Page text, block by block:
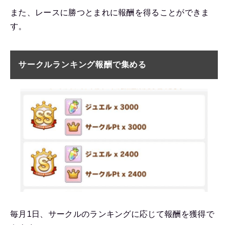
また、レースに勝つとまれに報酬を得ることができま
す。
サークルランキング報酬で集める
毎月1日、サークルのランキングに応じて報酬を獲得で